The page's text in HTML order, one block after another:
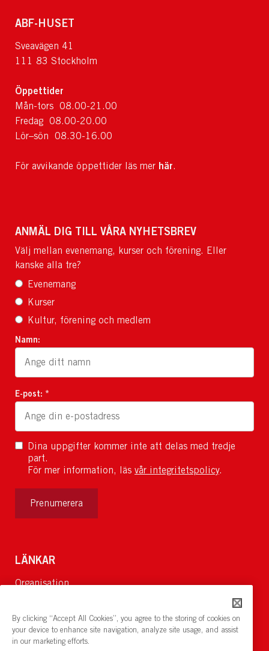
ABF-HUSET
Sveavägen 41
111 83 Stockholm
Öppettider
Mån-tors 08.00-21.00
Fredag 08.00-20.00
Lör–sön 08.30-16.00
För avvikande öppettider läs mer här.
ANMÄL DIG TILL VÅRA NYHETSBREV
Välj mellan evenemang, kurser och förening. Eller
kanske alla tre?
Evenemang
Kurser
Kultur, förening och medlem
Namn:
E-post: *
Dina uppgifter kommer inte att delas med tredje
part.
För mer information, läs vår integritetspolicy.
Prenumerera
LÄNKAR
Organisation
Lediga jobb
Nyheter och pressrum
By clicking “Accept All Cookies”, you agree to the storing of cookies on
your device to enhance site navigation, analyze site usage, and assist
in our marketing efforts.